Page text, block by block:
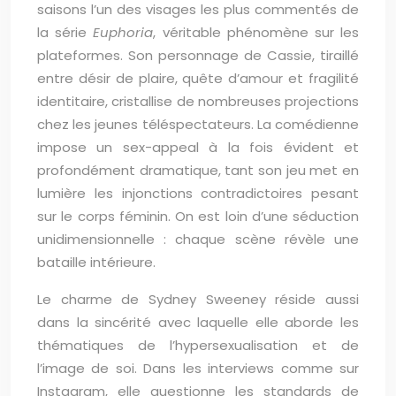
saisons l’un des visages les plus commentés de
la sérieEuphoria, véritable phénomène sur les
plateformes. Son personnage de Cassie, tiraillé
entre désir de plaire, quête d’amour et fragilité
identitaire, cristallise de nombreuses projections
chez les jeunes téléspectateurs. La comédienne
impose un sex-appeal à la fois évident et
profondément dramatique, tant son jeu met en
lumière les injonctions contradictoires pesant
sur le corps féminin. On est loin d’une séduction
unidimensionnelle : chaque scène révèle une
bataille intérieure.
Le charme de Sydney Sweeney réside aussi
dans la sincérité avec laquelle elle aborde les
thématiques de l’hypersexualisation et de
l’image de soi. Dans les interviews comme sur
Instagram, elle questionne les standards de